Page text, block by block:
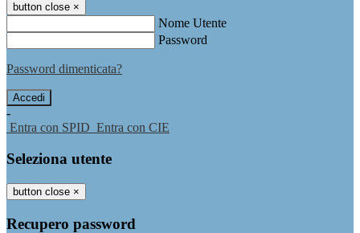
button close ×
Nome Utente
Password
Password dimenticata?
-
Entra con SPID Entra con CIE
Seleziona utente
button close ×
Recupero password